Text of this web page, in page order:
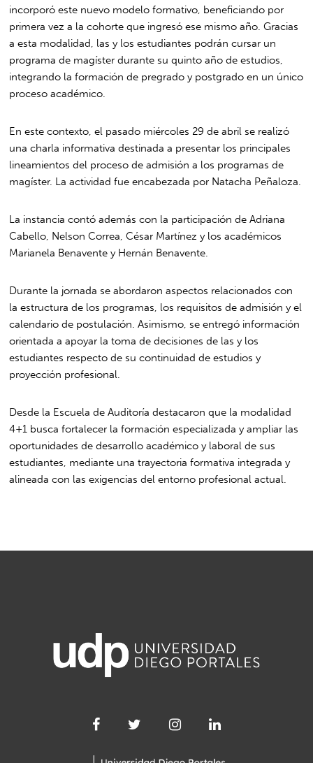
incorporó este nuevo modelo formativo, beneficiando por
primera vez a la cohorte que ingresó ese mismo año. Gracias
a esta modalidad, las y los estudiantes podrán cursar un
programa de magíster durante su quinto año de estudios,
integrando la formación de pregrado y postgrado en un único
proceso académico.
En este contexto, el pasado miércoles 29 de abril se realizó
una charla informativa destinada a presentar los principales
lineamientos del proceso de admisión a los programas de
magíster. La actividad fue encabezada por Natacha Peñaloza
La instancia contó además con la participación deAdriana
Cabello Nelson Correa ,César Martínez y los académicos
Marianela Benavente y Hernán Benavente
Durante la jornada se abordaron aspectos relacionados con
la estructura de los programas, los requisitos de admisión y el
calendario de postulación. Asimismo, se entregó información
orientada a apoyar la toma de decisiones de las y los
estudiantes respecto de su continuidad de estudios y
proyección profesional.
Desde la Escuela de Auditoría destacaron que la modalidad
4+1 busca fortalecer la formación especializada y ampliar las
oportunidades de desarrollo académico y laboral de sus
estudiantes, mediante una trayectoria formativa integrada y
alineada con las exigencias del entorno profesional actual.